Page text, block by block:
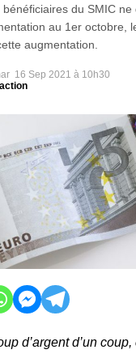
bénéficiaires du SMIC
au 1er octobre,
augmentation.
16 Sep 2021 à 10h30
d’argent d’un